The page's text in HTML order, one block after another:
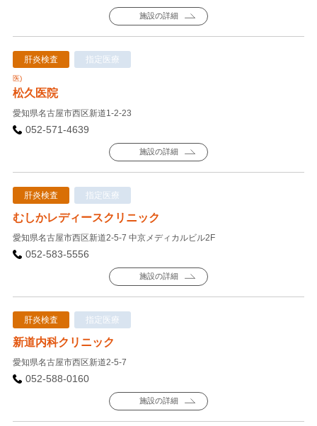
施設の詳細
肝炎検査 指定医療
医)
松久医院
愛知県名古屋市西区新道1-2-23
052-571-4639
施設の詳細
肝炎検査 指定医療
むしかレディースクリニック
愛知県名古屋市西区新道2-5-7 中京メディカルビル2F
052-583-5556
施設の詳細
肝炎検査 指定医療
新道内科クリニック
愛知県名古屋市西区新道2-5-7
052-588-0160
施設の詳細